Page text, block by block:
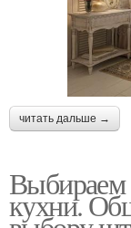
читать дальше →
Выбираем
кухни.